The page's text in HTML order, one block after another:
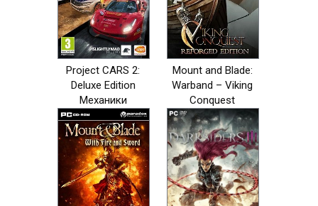
Project CARS 2:
Deluxe Edition
Механики
Mount and Blade:
Warband – Viking
Conquest